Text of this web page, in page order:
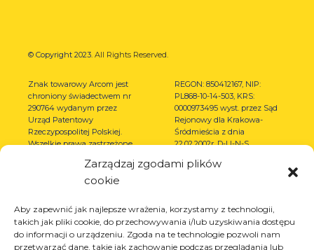
Zarządzaj zgodami plików
cookie
Aby zapewnić jak najlepsze wrażenia, korzystamy z technologii,
takich jak pliki cookie, do przechowywania i/lub uzyskiwania dostępu
do informacji o urządzeniu. Zgoda na te technologie pozwoli nam
przetwarzać dane, takie jak zachowanie podczas przeglądania lub
© Copyright 2023. All Rights Reserved.
Znak towarowy Arcom jest
chroniony świadectwem nr
290764 wydanym przez
Urząd Patentowy
Rzeczypospolitej Polskiej.
Wszelkie prawa zastrzeżone.
REGON: 850412167, NIP:
PL868-10-14-503, KRS:
0000973495 wyst. przez Sąd
Rejonowy dla Krakowa-
Śródmieścia z dnia
22.02.2002r. D-U-N-S